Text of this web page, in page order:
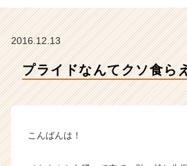
ン
ィ
2016.12.13
プライドなんてクソ食ら
こんばんは！